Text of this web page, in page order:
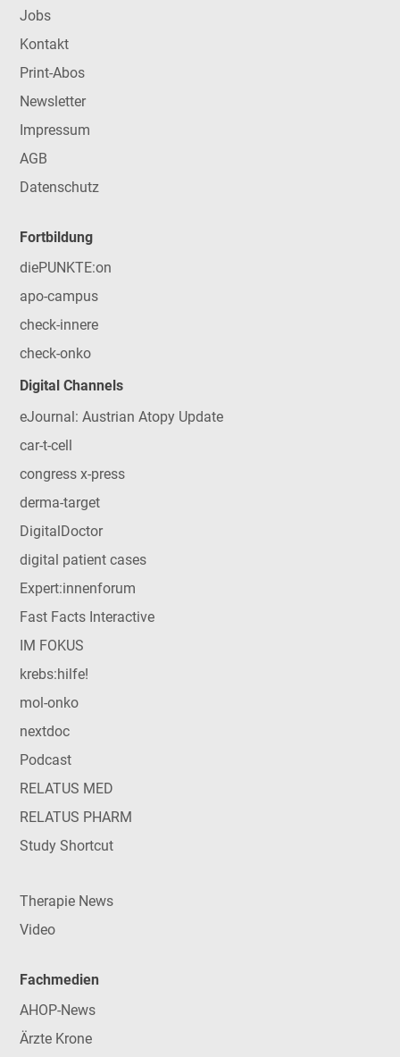
Jobs
Kontakt
Print-Abos
Newsletter
Impressum
AGB
Datenschutz
Fortbildung
diePUNKTE:on
apo-campus
check-innere
check-onko
Digital Channels
eJournal: Austrian Atopy Update
car-t-cell
congress x-press
derma-target
DigitalDoctor
digital patient cases
Expert:innenforum
Fast Facts Interactive
IM FOKUS
krebs:hilfe!
mol-onko
nextdoc
Podcast
RELATUS MED
RELATUS PHARM
Study Shortcut
Therapie News
Video
Fachmedien
AHOP-News
Ärzte Krone